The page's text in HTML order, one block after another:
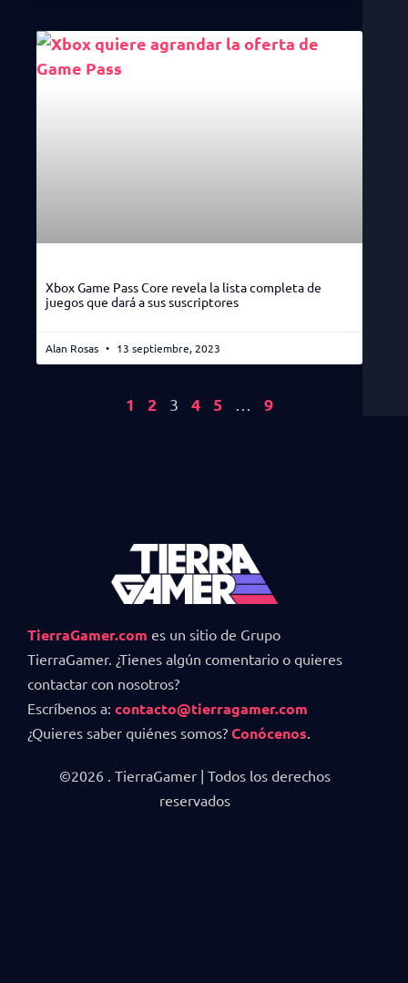
Xbox Game Pass Core revela la lista completa de
juegos que dará a sus suscriptores
Alan Rosas 13 septiembre, 2023
1 2 3 4 5 9
TierraGamer.com es un sitio de Grupo
TierraGamer. ¿Tienes algún comentario o quieres
contactar con nosotros?
Escríbenos a: contacto@tierragamer.com
¿Quieres saber quiénes somos? Conócenos.
©2026 . TierraGamer | Todos los derechos
reservados